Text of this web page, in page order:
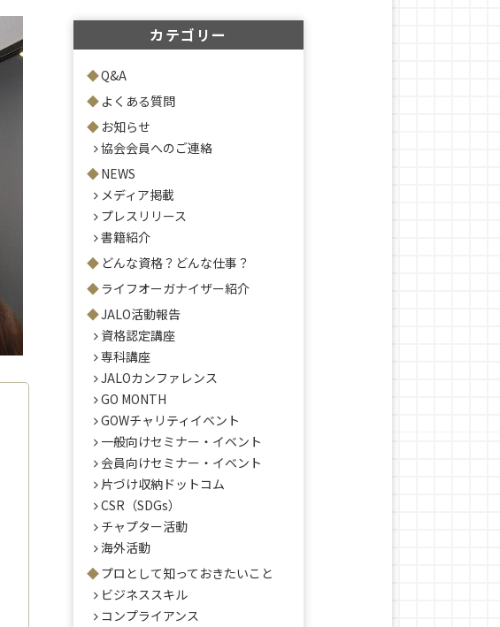
カテゴリー
Q&A
よくある質問
お知らせ
協会会員へのご連絡
NEWS
メディア掲載
プレスリリース
書籍紹介
どんな資格？どんな仕事？
ライフオーガナイザー紹介
JALO活動報告
資格認定講座
専科講座
JALOカンファレンス
GO MONTH
GOWチャリティイベント
一般向けセミナー・イベント
会員向けセミナー・イベント
片づけ収納ドットコム
CSR（SDGs）
チャプター活動
海外活動
プロとして知っておきたいこと
ビジネススキル
コンプライアンス